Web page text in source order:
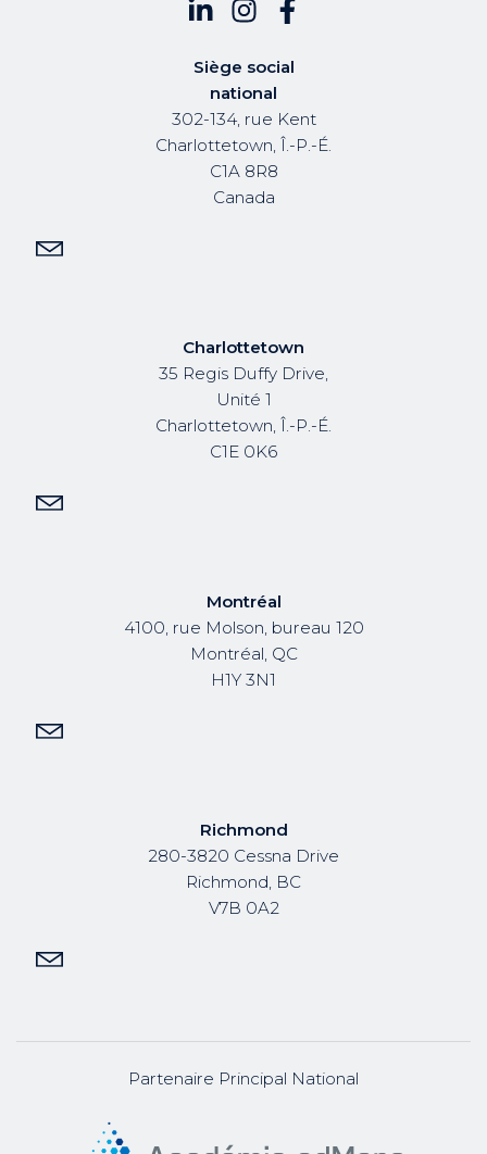
Siège social
national
302-134, rue Kent
Charlottetown, Î.-P.-É.
C1A 8R8
Canada
Charlottetown
35 Regis Duffy Drive,
Unité 1
Charlottetown, Î.-P.-É.
C1E 0K6
Montréal
4100, rue Molson, bureau 120
Montréal, QC
H1Y 3N1
Richmond
280-3820 Cessna Drive
Richmond, BC
V7B 0A2
Partenaire Principal National